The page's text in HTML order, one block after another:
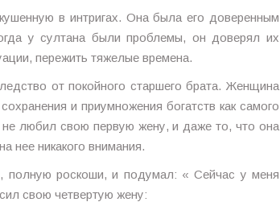
в интригах. Она была его доверенным
у султана были проблемы, он доверял их
пережить тяжелые времена.
от покойного старшего брата. Женщина
и приумножения богатств как самого
не любил свою первую жену, и даже то, что она
нее никакого внимания.
полную роскоши, и подумал: « Сейчас у меня
свою четвертую жену: